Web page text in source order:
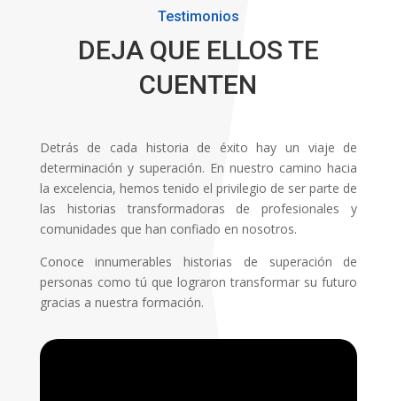
Testimonios
DEJA QUE ELLOS TE
CUENTEN
Detrás de cada historia de éxito hay un viaje de
determinación y superación. En nuestro camino hacia
la excelencia, hemos tenido el privilegio de ser parte de
las historias transformadoras de profesionales y
comunidades que han confiado en nosotros.
Conoce innumerables historias de superación de
personas como tú que lograron transformar su futuro
gracias a nuestra formación.